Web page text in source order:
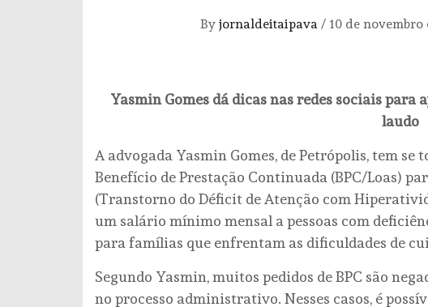
By jornaldeitaipava / 10 de novembro
Yasmin Gomes dá dicas nas redes sociais para
laudo
A advogada Yasmin Gomes, de Petrópolis, tem
Benefício de Prestação Continuada (BPC/Loas)
(Transtorno do Déficit de Atenção com
um salário mínimo mensal a pessoas com
para famílias que enfrentam as dificuldades de
Segundo Yasmin, muitos pedidos de BPC são
no processo administrativo. Nesses casos, é